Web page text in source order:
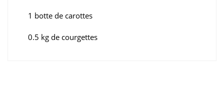
1 botte de carottes
0.5 kg de courgettes